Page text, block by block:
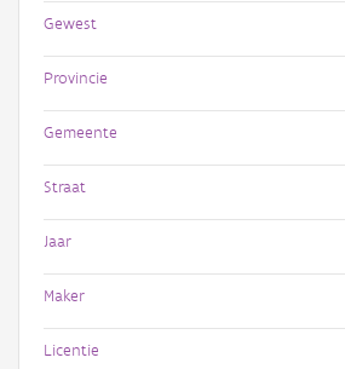
Gewest
Provincie
Gemeente
Straat
Jaar
Maker
Licentie